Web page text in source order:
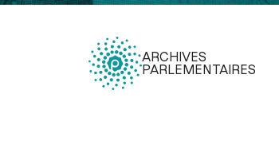
ARCHIVES
PARLEMENTAIRES